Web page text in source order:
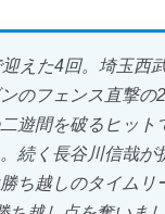
えた4回。埼玉西
のフェンス直撃の
遊間を破るヒット
続く長谷川信哉が
ち越しのタイムリ